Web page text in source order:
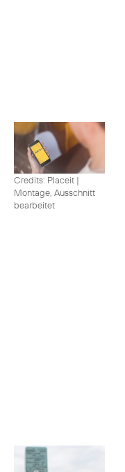
Credits: Placeit |
Montage, Ausschnitt
bearbeitet